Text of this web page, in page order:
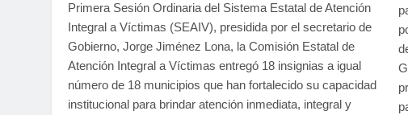
Primera Sesión Ordinaria del Sistema Estatal de Atención
Integral a Víctimas (SEAIV), presidida por el secretario de
Gobierno, Jorge Jiménez Lona, la Comisión Estatal de
Atención Integral a Víctimas entregó 18 insignias a igual
número de 18 municipios que han fortalecido su capacidad
institucional para brindar atención inmediata, integral y